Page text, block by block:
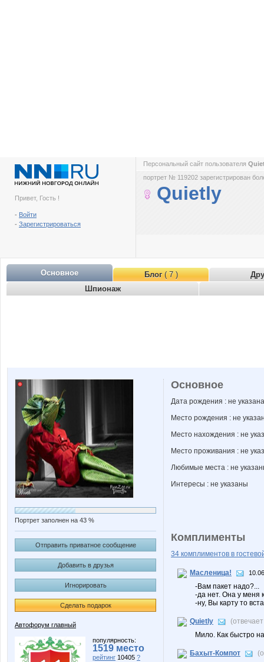
Привет, Гость !
- Войти
- Зарегистрироваться
Персональный сайт пользователя
портрет № 119202 зарегистрирован
Quietly
Основное Блог( 7 )
Шпионаж
Портрет заполнен на 43 %
Отправить приватное сообщение
Добавить в друзья
Игнорировать
Сделать подарок
Автофорум главный
популярность:
1519 место
рейтинг 10405 ?
Основное
Дата рождения : не указана
Место рождения : не
Место нахождения : не
Место проживания : не
Любимые места : не
Интересы : не указаны
Комплименты
34 комплиментов в
Масленица!
-Вам пакет надо?...
-да нет. Она у меня
-ну, Вы карту то
Quietly
Мило. Как быстро
Бахыт-Компот